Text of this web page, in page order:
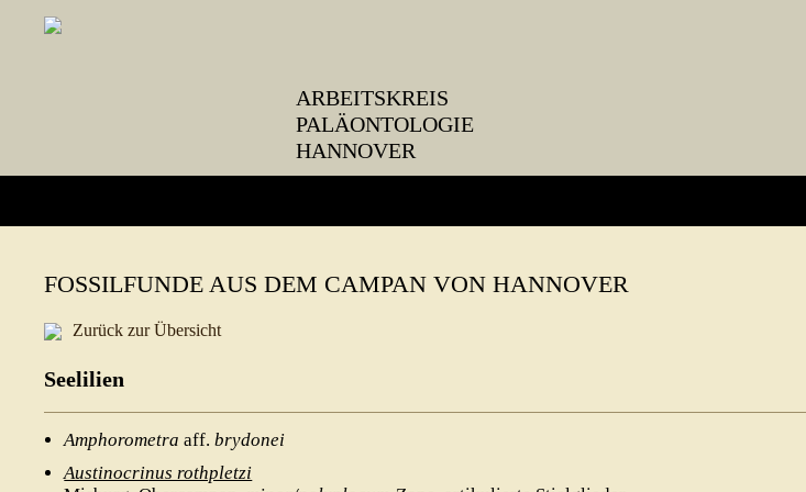
ARBEITSKREIS
PALÄONTOLOGIE
HANNOVER
VERANSTALTUNGEN
EXKURSIONEN
VEREIN
Mitglied werden
Vereinssatzung
FOSSILFUNDE AUS DEM CAMPAN VON HANNOVER
Zurück zur Übersicht
Seelilien
Amphorometra aff.brydonei
Austinocrinus rothpletzi